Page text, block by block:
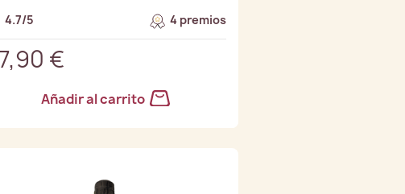
4.7/5 4 premios
€
Añadir al carrito